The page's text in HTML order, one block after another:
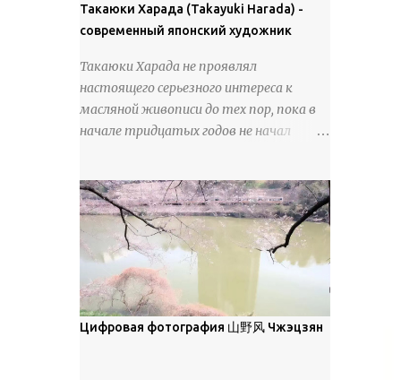
18 век. Шахматный набор "Рыцари
против турок" в шкатулке из
см, Холмогоры, 18 век....
покрова может восприниматься как
матовая. Такое свойство чаще всего
метелевого и фирнизированного снега.
Тем не менее, иногда значительное
количество кристаллов может
располагаться в одной плоскости,
поверхностной изморози. В данном
случае усиливается зеркальное
отражение, что приводит к
искристости снега, зависящей от
положения наблюдателя и высоты
солнца. Зеркальные свойства наиболее
заметны при угле солнечного света 15°
и ниже; при более высокой солнечной
Такаюки Харада (Takayuki Harada) -
современный японский художник
Такаюки Харада не проявлял
настоящего серьезного интереса к
масляной живописи до тех пор, пока в
начале тридцатых годов не начал
художественные музеи и галереи, он
был глубоко тронут и вдохновлен
красотой масляной живописи великих
мастеров. Искусствовед Брайан
Шервин прокомментировал картины
художника, заявив, что "Такаюки
Харада сочетает в себе классическую
Цифровая фотография 山野风 Чжэцзян